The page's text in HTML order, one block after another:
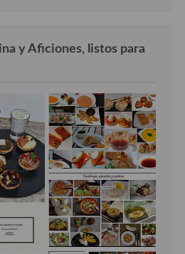
y Aficiones, listos para